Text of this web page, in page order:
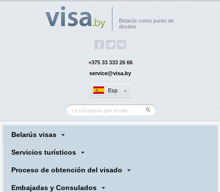
Belarús como punto de
destino
+375 33 333 26 66
service@visa.by
Esp
Belarús visas
Servicios turísticos
Proceso de obtención del visado
Embajadas y Consulados